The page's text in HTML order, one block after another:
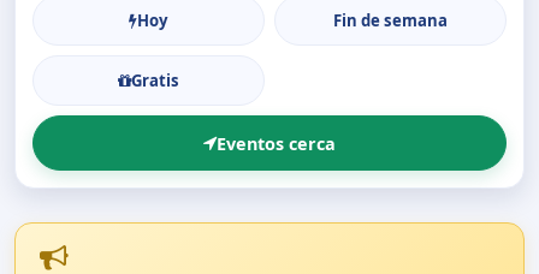
Hoy Fin de semana
Gratis
Eventos cerca